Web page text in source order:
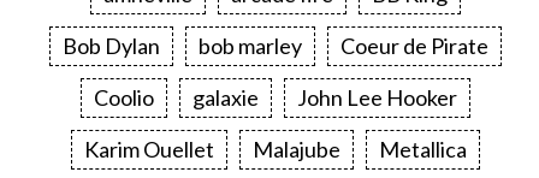
Bob Dylan
bob marley
Coeur de Pirate
Coolio
galaxie
John Lee Hooker
Karim Ouellet
Malajube
Metallica